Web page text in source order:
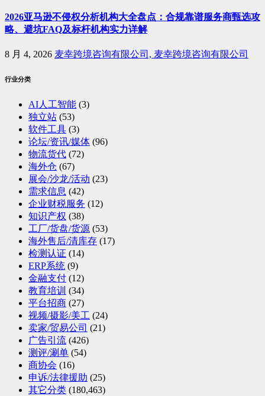
2026亚马逊不侵权分析机构大全盘点：合规靠谱服务商甄选攻
略、避坑FAQ及标杆机构实力详解
8 月 4, 2026 麦幸跨境咨询有限公司, 麦幸跨境咨询有限公司
行业分类
AI人工智能 (3)
独立站 (53)
软件工具 (3)
论坛/资讯/媒体 (96)
物流货代 (72)
海外仓 (67)
展会/沙龙/活动 (23)
需求信息 (42)
企业财税服务 (12)
知识产权 (38)
工厂/货盘/货源 (53)
海外售后/清库存 (17)
检测认证 (14)
ERP系统 (9)
金融支付 (12)
教育培训 (34)
平台招商 (27)
视频/摄影/美工 (24)
卖家/贸易公司 (21)
广告引流 (426)
测评/涮单 (54)
商协会 (16)
申诉/法律援助 (25)
其它分类 (180,463)